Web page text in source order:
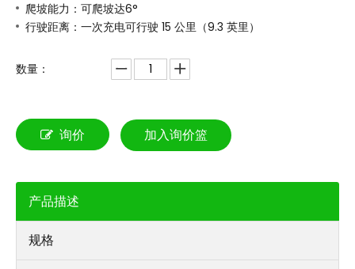
爬坡能力：可爬坡达6°
行驶距离：一次充电可行驶 15 公里（9.3 英里）
数量：
询价 加入询价篮
产品描述
规格